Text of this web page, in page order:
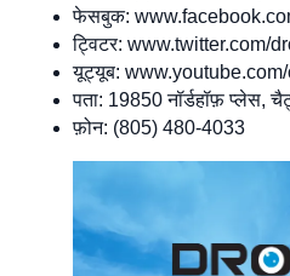
फेसबुक:
ट्विटर: www.twitter.com/
यूट्यूब:
पता: 19850 नॉर्डहॉफ़ प्लेस,
फ़ोन: (805) 480-4033